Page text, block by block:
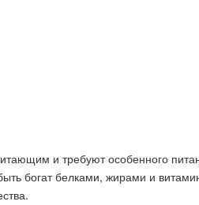
и требуют особенного
богат белками, жирами и